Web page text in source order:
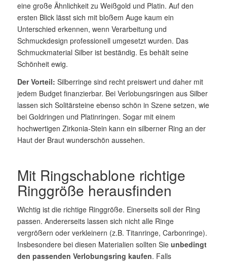
eine große Ähnlichkeit zu Weißgold und Platin. Auf den
ersten Blick lässt sich mit bloßem Auge kaum ein
Unterschied erkennen, wenn Verarbeitung und
Schmuckdesign professionell umgesetzt wurden. Das
Schmuckmaterial Silber ist beständig. Es behält seine
Schönheit ewig.
Der Vorteil: Silberringe sind recht preiswert und daher mit
jedem Budget finanzierbar. Bei Verlobungsringen aus Silber
lassen sich Solitärsteine ebenso schön in Szene setzen, wie
bei Goldringen und Platinringen. Sogar mit einem
hochwertigen Zirkonia-Stein kann ein silberner Ring an der
Haut der Braut wunderschön aussehen.
Mit Ringschablone richtige
Ringgröße herausfinden
Wichtig ist die richtige Ringgröße. Einerseits soll der Ring
passen. Andererseits lassen sich nicht alle Ringe
vergrößern oder verkleinern (z.B. Titanringe, Carbonringe).
Insbesondere bei diesen Materialien sollten Sie unbedingt
den passenden Verlobungsring kaufen. Falls